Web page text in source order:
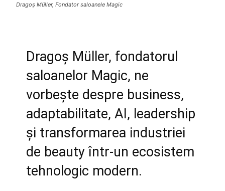
Dragoș Müller, Fondator saloanele Magic
Dragoș Müller, fondatorul
saloanelor Magic, ne
vorbește despre business,
adaptabilitate, AI, leadership
și transformarea industriei
de beauty într-un ecosistem
tehnologic modern.